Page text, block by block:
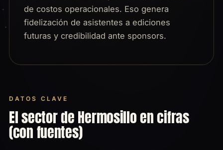
de costos operacionales. Eso genera
fidelización de asistentes a ediciones
futuras y credibilidad ante sponsors.
DATOS CLAVE
El sector de Hermosillo en cifras
(con fuentes)